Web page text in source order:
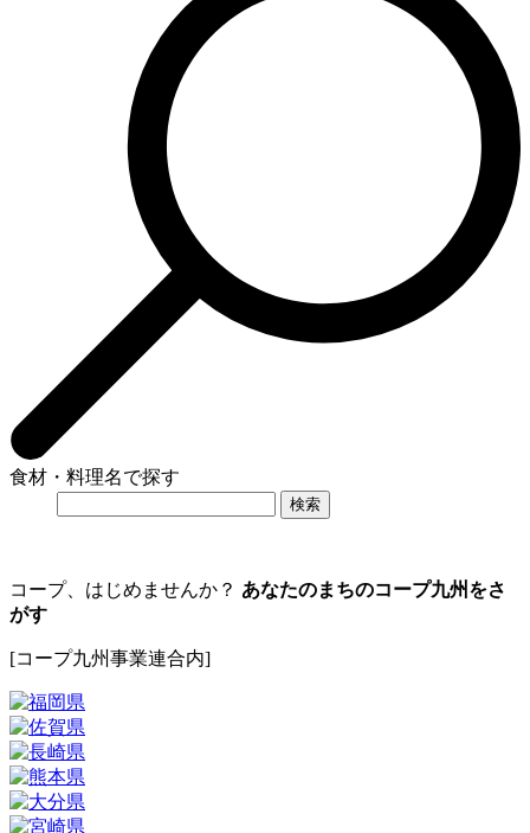
食材・料理名で探す
コープ、はじめませんか？ あなたのまちのコープ九州をさ
がす
[コープ九州事業連合内]